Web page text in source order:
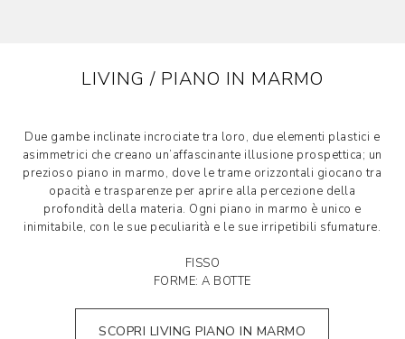
LIVING / PIANO IN MARMO
Due gambe inclinate incrociate tra loro, due elementi plastici e
asimmetrici che creano un’affascinante illusione prospettica; un
prezioso piano in marmo, dove le trame orizzontali giocano tra
opacità e trasparenze per aprire alla percezione della
profondità della materia. Ogni piano in marmo è unico e
inimitabile, con le sue peculiarità e le sue irripetibili sfumature.
FISSO
FORME: A BOTTE
SCOPRI LIVING PIANO IN MARMO